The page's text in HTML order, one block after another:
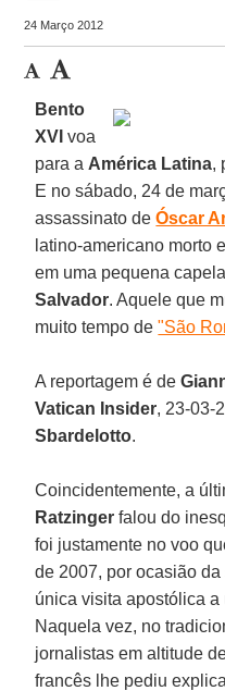
24 Março 2012
Bento
XVIvoa
para a América Latina,
E no sábado, 24 de
assassinato deÓscar
latino-americano morto
em uma pequena
Salvador. Aquele que
muito tempo de "São
A reportagem é de
Vatican Insider, 23-03-
Sbardelotto.
Coincidentemente, a
Ratzingerfalou do
foi justamente no voo
de 2007, por ocasião
única visita apostólica
Naquela vez, no
jornalistas em altitude
francês lhe pediu